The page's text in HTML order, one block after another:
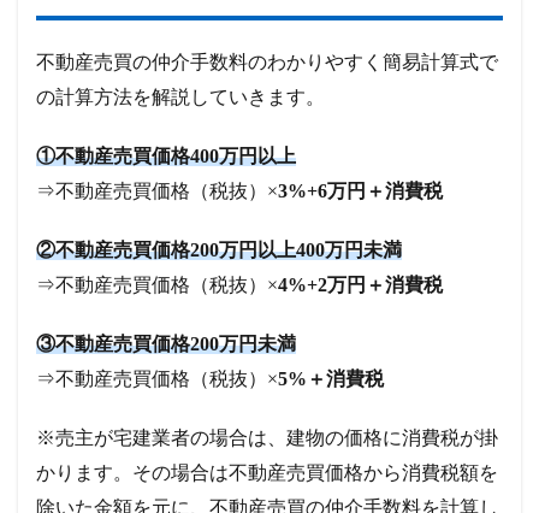
不動産売買の仲介手数料のわかりやすく簡易計算式で
の計算方法を解説していきます。
①不動産売買価格400万円以上
⇒不動産売買価格（税抜）×3%+6万円＋消費税
②不動産売買価格200万円以上400万円未満
⇒不動産売買価格（税抜）×4%+2万円＋消費税
③不動産売買価格200万円未満
⇒不動産売買価格（税抜）×5%＋消費税
※売主が宅建業者の場合は、建物の価格に消費税が掛
かります。その場合は不動産売買価格から消費税額を
除いた金額を元に、不動産売買の仲介手数料を計算し